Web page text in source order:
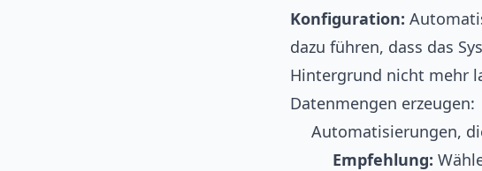
Konfiguration:
dazu führen, dass das
Hintergrund nicht mehr
Datenmengen erzeugen:
Automatisierungen,
Empfehlung: